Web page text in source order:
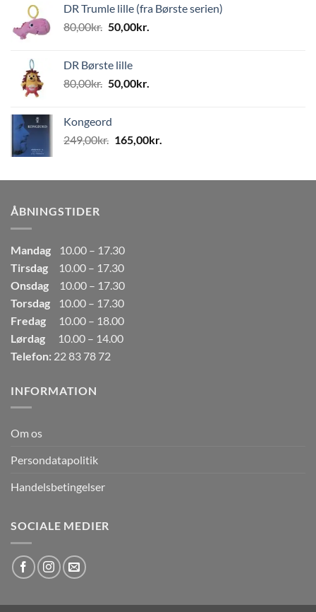
var:
499,00kr..
er:
DR Trumle lille (fra Børste serien)
80,00kr. Den
var:
80,00kr..
50,00kr.
50,00kr..
DR Børste lille
80,00kr. Den
var:
80,00kr..
50,00kr.
50,00kr..
Kongeord
249,00kr. Den
var:
165,00kr.
er:
ÅBNINGSTIDER
Mandag
10.00 – 17.30
Tirsdag
10.00 – 17.30
Onsdag
10.00 – 17.30
Torsdag
10.00 – 17.30
Fredag
10.00 – 18.00
Lørdag
10.00 – 14.00
Telefon: 22 83 78 72
INFORMATION
Om os
Persondatapolitik
Handelsbetingelser
SOCIALE MEDIER